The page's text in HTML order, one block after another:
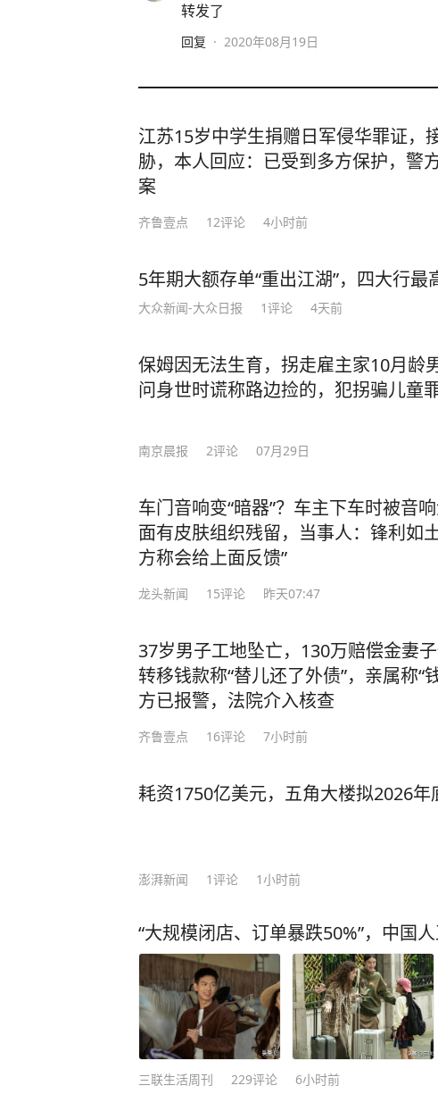
转发了
回复 · 2020年08月19日
江苏15岁中学生捐赠日军侵华罪证，
胁，本人回应：已受到多方保护，警
案
齐鲁壹点 12评论 4小时前
5年期大额存单“重出江湖”，四大行最
大众新闻-大众日报 1评论 4天前
保姆因无法生育，拐走雇主家10月龄
问身世时谎称路边捡的，犯拐骗儿童
南京晨报 2评论 07月29日
车门音响变“暗器”？车主下车时被音
面有皮肤组织残留，当事人：锋利如
方称会给上面反馈”
龙头新闻 15评论 昨天07:47
37岁男子工地坠亡，130万赔偿金妻
转移钱款称“替儿还了外债”，亲属称“
方已报警，法院介入核查
齐鲁壹点 16评论 7小时前
耗资1750亿美元，五角大楼拟2026年
澎湃新闻 1评论 1小时前
“大规模闭店、订单暴跌50%”，中国
三联生活周刊 229评论 6小时前